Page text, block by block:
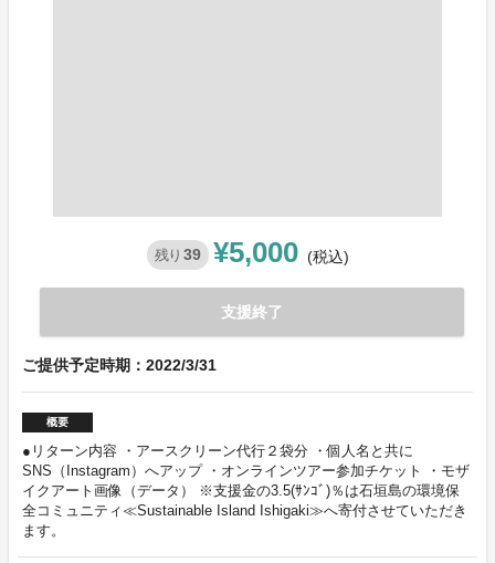
残り 39 ¥5,000 (税込)
支援終了
ご提供予定時期：2022/3/31
概要
●リターン内容 ・アースクリーン代行２袋分 ・個人名と共に
SNS（Instagram）へアップ ・オンラインツアー参加チケット ・モザ
イクアート画像（データ） ※支援金の3.5(ｻﾝｺﾞ)％は石垣島の環境保
全コミュニティ≪Sustainable Island Ishigaki≫へ寄付させていただき
ます。